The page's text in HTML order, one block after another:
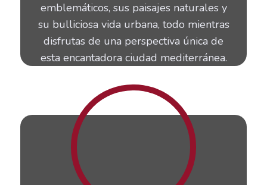
emblemáticos, sus paisajes naturales y
su bulliciosa vida urbana, todo mientras
disfrutas de una perspectiva única de
esta encantadora ciudad mediterránea.